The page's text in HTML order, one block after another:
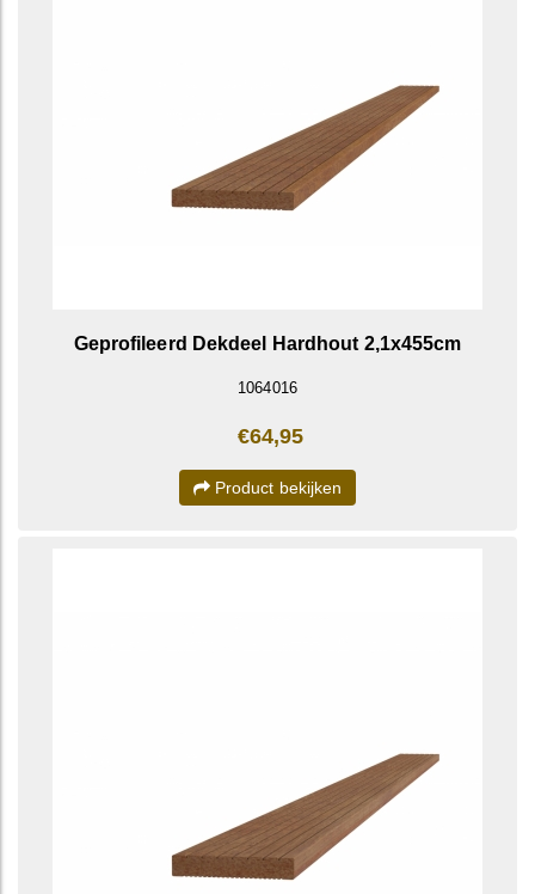
Geprofileerd Dekdeel Hardhout 2,1x455cm
1064016
€64,95
Product bekijken